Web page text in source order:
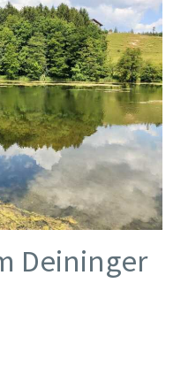
Deininger